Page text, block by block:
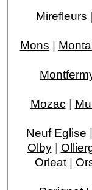
Mirefleurs |
Mons |
Mozac |
Neuf Eglise |
Olby|
Orleat |